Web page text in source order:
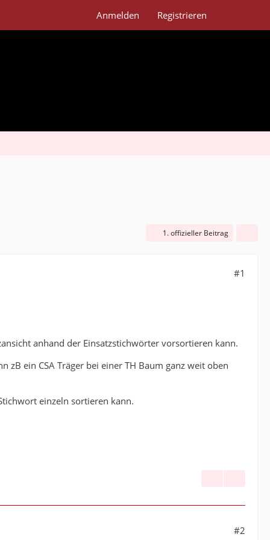
Anmelden Registrieren
1. offizieller Beitrag
#1
anhand der Einsatzstichwörter vorsortieren kann.
ein CSA Träger bei einer TH Baum ganz weit oben
einzeln sortieren kann.
#2